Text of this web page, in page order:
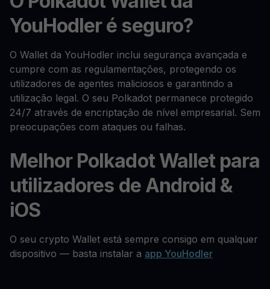
YouHodler é seguro?
O Wallet da YouHodler inclui segurança avançada e
cumpre com as regulamentações, protegendo os
utilizadores de agentes maliciosos e garantindo a
utilização legal. O seu Polkadot permanece protegido
24/7 através de encriptação de nível empresarial. Sem
preocupações com ataques ou falhas.
Melhor Polkadot Wallet para
utilizadores de Android &
iOS
O seu crypto Wallet está sempre consigo em qualquer
dispositivo — basta instalar a app YouHodler